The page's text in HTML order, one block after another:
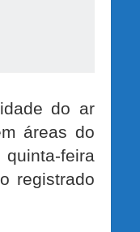
do ar
áreas do
feira
registrado